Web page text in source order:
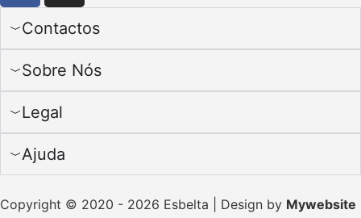
Contactos
Sobre Nós
Legal
Ajuda
Copyright © 2020 - 2026 Esbelta | Design by Mywebsite